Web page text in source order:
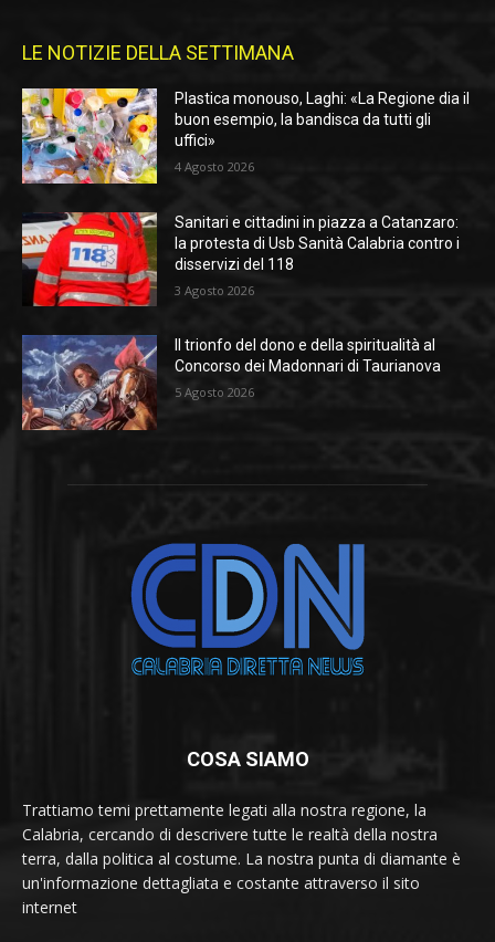
LE NOTIZIE DELLA SETTIMANA
Plastica monouso, Laghi: «La Regione dia il
buon esempio, la bandisca da tutti gli
uffici»
4 Agosto 2026
Sanitari e cittadini in piazza a Catanzaro:
la protesta di Usb Sanità Calabria contro i
disservizi del 118
3 Agosto 2026
Il trionfo del dono e della spiritualità al
Concorso dei Madonnari di Taurianova
5 Agosto 2026
COSA SIAMO
Trattiamo temi prettamente legati alla nostra regione, la
Calabria, cercando di descrivere tutte le realtà della nostra
terra, dalla politica al costume. La nostra punta di diamante è
un'informazione dettagliata e costante attraverso il sito
internet